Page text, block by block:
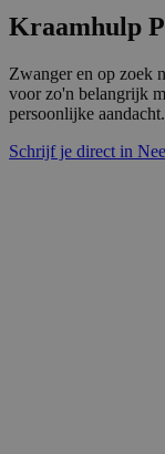
Kraamhulp
Zwanger en op zoek
voor zo'n belangrijk
persoonlijke aandacht.
Schrijf je direct in